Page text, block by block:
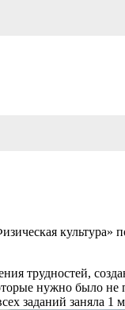
культура»
трудностей,
нужно было
заданий заняла